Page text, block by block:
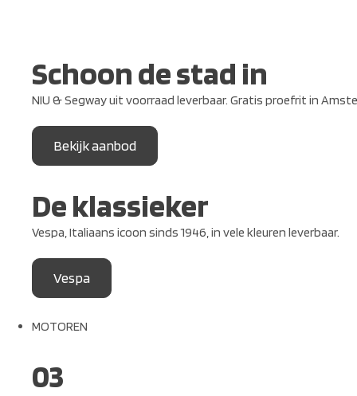
Schoon de stad in
NIU & Segway uit voorraad leverbaar. Gratis proefrit in
Bekijk aanbod
De klassieker
Vespa, Italiaans icoon sinds 1946, in vele kleuren leverbaar.
Vespa
MOTOREN
03